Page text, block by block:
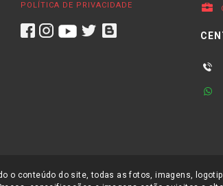
POLÍTICA DE PRIVACIDADE
o conteúdo do site, todas as fotos, imagens,